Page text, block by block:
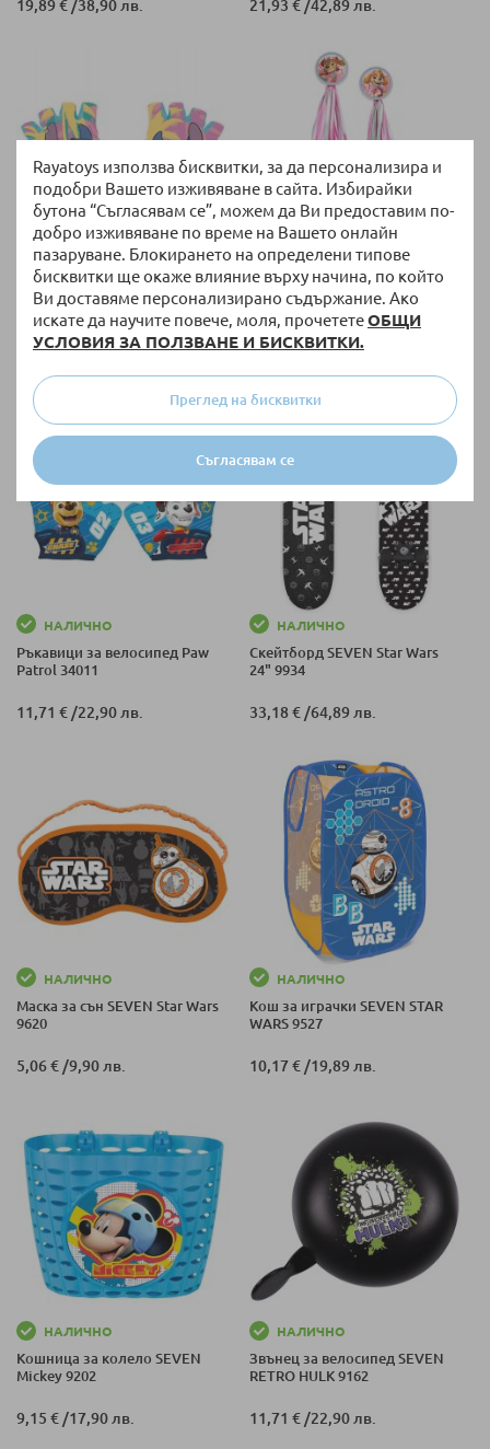
Rayatoys използва бисквитки, за да персонализира и
подобри Вашето изживяване в сайта. Избирайки
бутона “Съгласявам се”, можем да Ви предоставим по-
добро изживяване по време на Вашето онлайн
пазаруване. Блокирането на определени типове
бисквитки ще окаже влияние върху начина, по който
Ви доставяме персонализирано съдържание. Ако
искате да научите повече, моля, прочететеОБЩИ
УСЛОВИЯ ЗА ПОЛЗВАНЕ И БИСКВИТКИ.
Съгласявам се
Преглед на бисквитки
19,89 € /38,90 лв. 21,93 € /42,89 лв.
НАЛИЧНО
Ръкавици за велосипед Disney
Stitch 59296
НАЛИЧНО
Ресни за колело SEVEN Paw
Patrol 34016
НАЛИЧНО
Ръкавици за велосипед Paw
Patrol 34011
11,71 € /22,90 лв.
НАЛИЧНО
Скейтборд SEVEN Star Wars
24" 9934
33,18 € /64,89 лв.
НАЛИЧНО
Маска за сън SEVEN Star Wars
9620
5,06 € /9,90 лв.
НАЛИЧНО
Кош за играчки SEVEN STAR
WARS 9527
10,17 € /19,89 лв.
НАЛИЧНО
Кошница за колело SEVEN
Mickey 9202
9,15 €/17,90 лв.
НАЛИЧНО
Звънец за велосипед SEVEN
RETRO HULK 9162
11,71 €/22,90 лв.